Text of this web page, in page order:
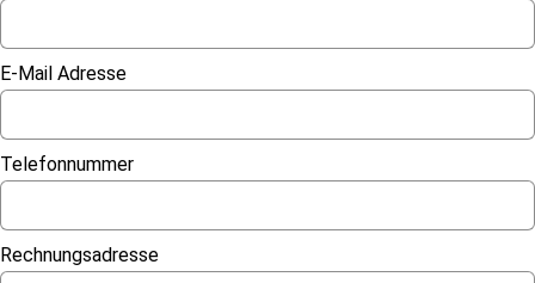
E-Mail Adresse
Telefonnummer
Rechnungsadresse